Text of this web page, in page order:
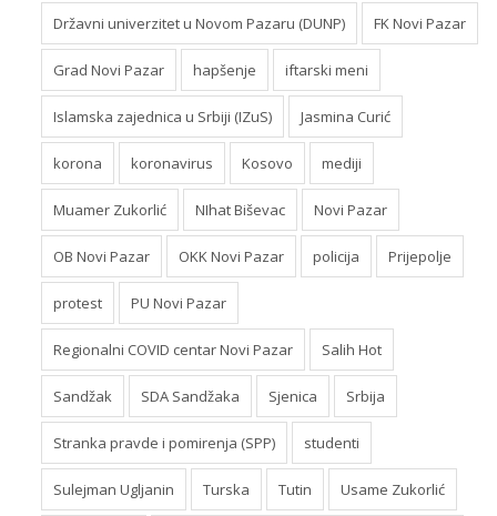
Državni univerzitet u Novom Pazaru (DUNP) FK Novi Pazar
Grad Novi Pazar hapšenje iftarski meni
Islamska zajednica u Srbiji (IZuS) Jasmina Curić
korona koronavirus Kosovo mediji
Muamer Zukorlić NIhat Biševac Novi Pazar
OB Novi Pazar OKK Novi Pazar policija Prijepolje
protest PU Novi Pazar
Regionalni COVID centar Novi Pazar Salih Hot
Sandžak SDA Sandžaka Sjenica Srbija
Stranka pravde i pomirenja (SPP) studenti
Sulejman Ugljanin Turska Tutin Usame Zukorlić